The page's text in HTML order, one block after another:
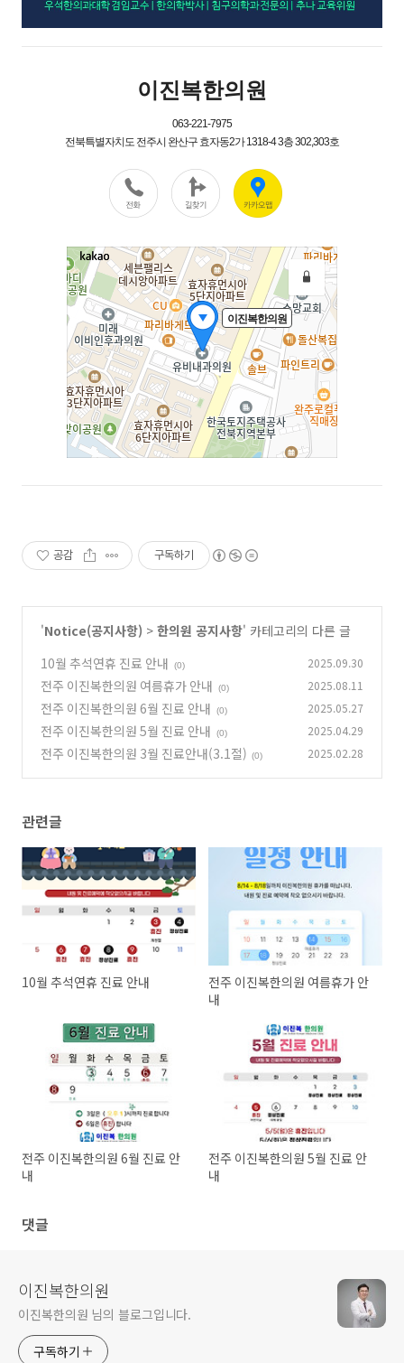
공감 구독하기
'Notice(공지사항) > 한의원 공지사항' 카테고리의 다른 글
10월 추석연휴 진료 안내
(0) 2025.09.30
전주 이진복한의원 여름휴가 안내 (0) 2025.08.11
전주 이진복한의원 6월 진료 안내 (0) 2025.05.27
전주 이진복한의원 5월 진료 안내 (0) 2025.04.29
전주 이진복한의원 3월 진료안내(3.1절) (0) 2025.02.28
관련글
10월 추석연휴 진료 안내
전주 이진복한의원 여름휴가 안
내
전주 이진복한의원 6월 진료 안
내
전주 이진복한의원 5월 진료 안
내
댓글
이진복한의원
이진복한의원 님의 블로그입니다.
구독하기